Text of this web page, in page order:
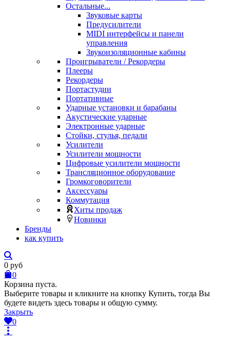
Остальные...
Звуковые карты
Предусилители
MIDI интерфейсы и панели
управления
Звукоизоляционные кабины
Проигрыватели / Рекордеры
Плееры
Рекордеры
Портастудии
Портативные
Ударные установки и барабаны
Акустические ударные
Электронные ударные
Стойки, стулья, педали
Усилители
Усилители мощности
Цифровые усилители мощности
Трансляционное оборудование
Громкоговорители
Аксессуары
Коммутация
Хиты продаж
Новинки
Бренды
как купить
0 руб
0
Корзина пуста.
Выберите товары и кликните на кнопку Купить, тогда Вы
будете видеть здесь товары и общую сумму.
Закрыть
0